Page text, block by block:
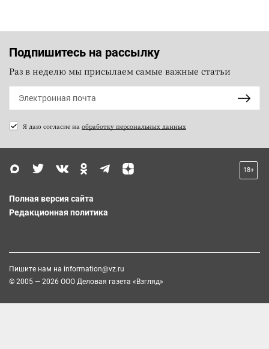
Подпишитесь на рассылку
Раз в неделю мы присылаем самые важные статьи
Я даю согласие на обработку персональных данных
18+
Полная версия сайта
Редакционная политика
Пишите нам на information@vz.ru
© 2005 — 2026 ООО Деловая газета «Взгляд»